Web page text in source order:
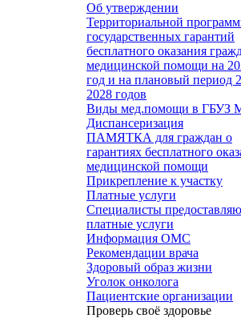
Об утверждении
Территориальной
государственных гарантий
бесплатного оказания
медицинской помощи на
год и на плановый период
2028 годов
Виды мед.помощи в ГБУЗ
Диспансеризация
ПАМЯТКА для граждан о
гарантиях бесплатного
медицинской помощи
Прикрепление к участку
Платные услуги
Специалисты
платные услуги
Информация ОМС
Рекомендации врача
Здоровый образ жизни
Уголок онколога
Пациентские организации
Проверь своё здоровье